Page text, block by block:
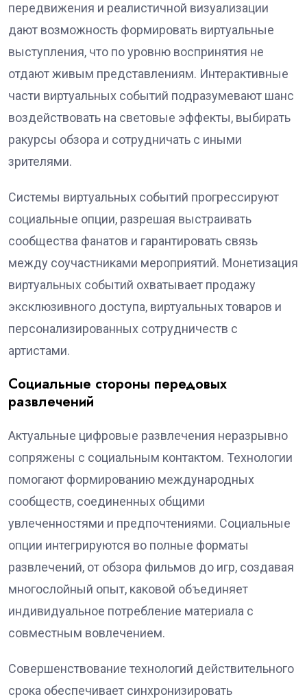
передвижения и реалистичной визуализации
дают возможность формировать виртуальные
выступления, что по уровню воспринятия не
отдают живым представлениям. Интерактивные
части виртуальных событий подразумевают шанс
воздействовать на световые эффекты, выбирать
ракурсы обзора и сотрудничать с иными
зрителями.
Системы виртуальных событий прогрессируют
социальные опции, разрешая выстраивать
сообщества фанатов и гарантировать связь
между соучастниками мероприятий. Монетизация
виртуальных событий охватывает продажу
эксклюзивного доступа, виртуальных товаров и
персонализированных сотрудничеств с
артистами.
Социальные стороны передовых
развлечений
Актуальные цифровые развлечения неразрывно
сопряжены с социальным контактом. Технологии
помогают формированию международных
сообществ, соединенных общими
увлеченностями и предпочтениями. Социальные
опции интегрируются во полные форматы
развлечений, от обзора фильмов до игр, создавая
многослойный опыт, каковой объединяет
индивидуальное потребление материала с
совместным вовлечением.
Совершенствование технологий действительного
срока обеспечивает синхронизировать